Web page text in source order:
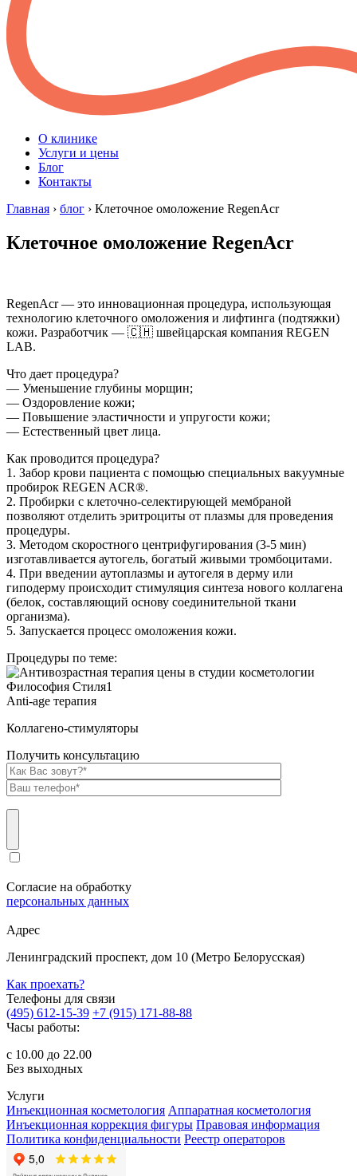
О клинике
Услуги и цены
Блог
Контакты
Главная › блог › Клеточное омоложение RegenAcr
Клеточное омоложение RegenAcr
RegenAcr — это инновационная процедура, использующая
технологию клеточного омоложения и лифтинга (подтяжки)
кожи. Разработчик — 🇨🇭 швейцарская компания REGEN
LAB.
Что дает процедура?
— Уменьшение глубины морщин;
— Оздоровление кожи;
— Повышение эластичности и упругости кожи;
— Естественный цвет лица.
Как проводится процедура?
1. Забор крови пациента с помощью специальных вакуумные
пробирок REGEN ACR®.
2. Пробирки с клеточно-селектирующей мембраной
позволяют отделить эритроциты от плазмы для проведения
процедуры.
3. Методом скоростного центрифугирования (3-5 мин)
изготавливается аутогель, богатый живыми тромбоцитами.
4. При введении аутоплазмы и аутогеля в дерму или
гиподерму происходит стимуляция синтеза нового коллагена
(белок, составляющий основу соединительной ткани
организма).
5. Запускается процесс омоложения кожи.
Процедуры по теме:
Anti-age терапия
Коллагено-стимуляторы
Получить консультацию
Согласие на обработку
персональных данных
Адрес
Ленинградский проспект, дом 10 (Метро Белорусская)
Как проехать?
Телефоны для связи
(495) 612-15-39 +7 (915) 171-88-88
Часы работы:
с 10.00 до 22.00
Без выходных
Услуги
Инъекционная косметология Аппаратная косметология
Инъекционная коррекция фигуры Правовая информация
Политика конфиденциальности Реестр операторов